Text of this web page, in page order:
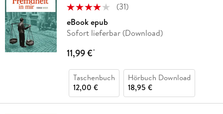
(31)
eBook epub
Sofort lieferbar (Download)
11,99 €*
Taschenbuch
12,00 €
Hörbuch Download
18,95 €